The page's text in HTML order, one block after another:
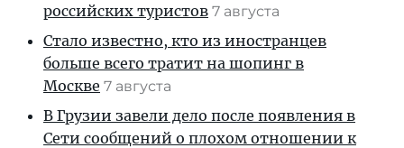
российских туристов 7 августа
Стало известно, кто из иностранцев
больше всего тратит на шопинг в
Москве 7 августа
В Грузии завели дело после появления в
Сети сообщений о плохом отношении к